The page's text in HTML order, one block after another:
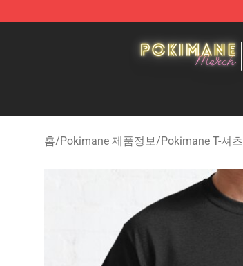
홈/Pokimane 제품정보/Pokimane T-셔츠